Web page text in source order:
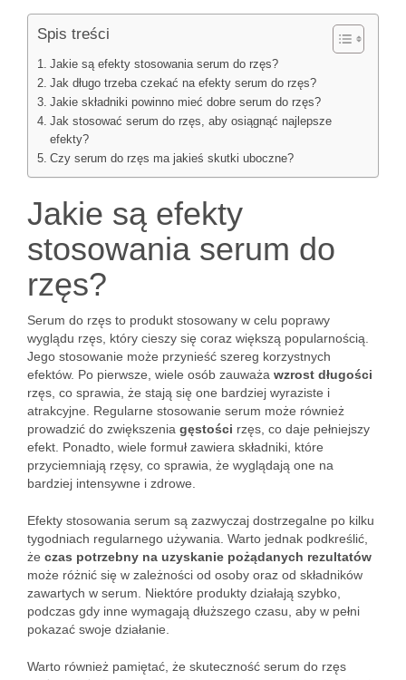
Spis treści
Jakie są efekty stosowania serum do rzęs?
Jak długo trzeba czekać na efekty serum do rzęs?
Jakie składniki powinno mieć dobre serum do rzęs?
Jak stosować serum do rzęs, aby osiągnąć najlepsze
efekty?
Czy serum do rzęs ma jakieś skutki uboczne?
Jakie są efekty
stosowania serum do
rzęs?
Serum do rzęs to produkt stosowany w celu poprawy
wyglądu rzęs, który cieszy się coraz większą popularnością.
Jego stosowanie może przynieść szereg korzystnych
efektów. Po pierwsze, wiele osób zauważa wzrost długości
rzęs, co sprawia, że stają się one bardziej wyraziste i
atrakcyjne. Regularne stosowanie serum może również
prowadzić do zwiększenia gęstości rzęs, co daje pełniejszy
efekt. Ponadto, wiele formuł zawiera składniki, które
przyciemniają rzęsy, co sprawia, że wyglądają one na
bardziej intensywne i zdrowe.
Efekty stosowania serum są zazwyczaj dostrzegalne po kilku
tygodniach regularnego używania. Warto jednak podkreślić,
że czas potrzebny na uzyskanie pożądanych rezultatów
może różnić się w zależności od osoby oraz od składników
zawartych w serum. Niektóre produkty działają szybko,
podczas gdy inne wymagają dłuższego czasu, aby w pełni
pokazać swoje działanie.
Warto również pamiętać, że skuteczność serum do rzęs